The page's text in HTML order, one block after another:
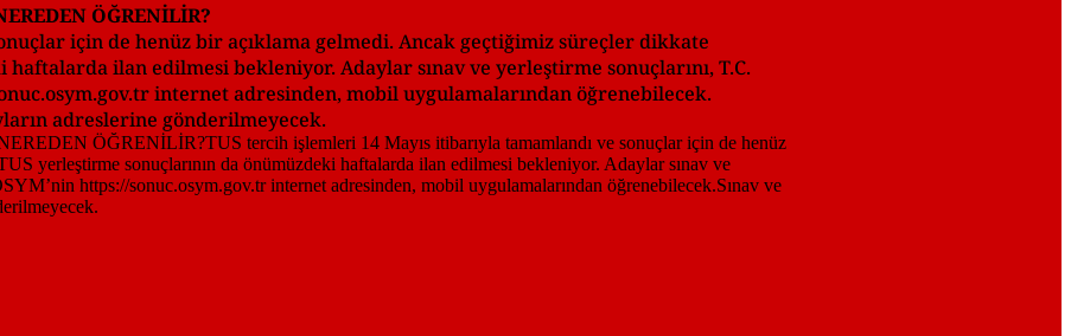
ÖĞRENİLİR?
için de henüz bir açıklama gelmedi. Ancak geçtiğimiz süreçler dikkate
haftalarda ilan edilmesi bekleniyor. Adaylar sınav ve yerleştirme sonuçlarını, T.C.
internet adresinden, mobil uygulamalarından öğrenebilecek.
adreslerine gönderilmeyecek.